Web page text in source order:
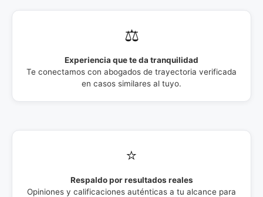
⚖️
Experiencia que te da tranquilidad
Te conectamos con abogados de trayectoria verificada
en casos similares al tuyo.
⭐
Respaldo por resultados reales
Opiniones y calificaciones auténticas a tu alcance para